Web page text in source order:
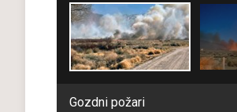
Gozdni požari